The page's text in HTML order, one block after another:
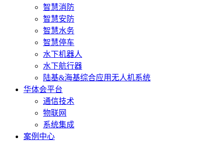
智慧消防
智慧安防
智慧水务
智慧停车
水下机器人
水下航行器
陆基&海基综合应用无人机系统
华体会平台
通信技术
物联网
系统集成
案例中心